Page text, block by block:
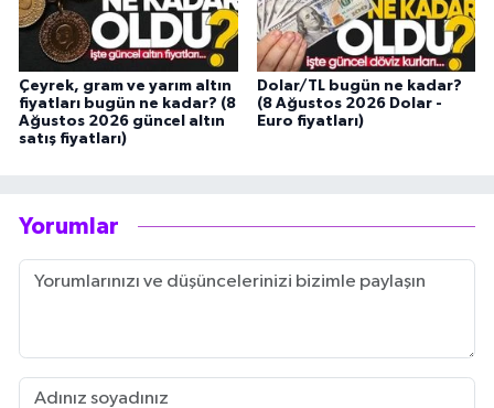
Çeyrek, gram ve yarım altın
fiyatları bugün ne kadar? (8
Ağustos 2026 güncel altın
satış fiyatları)
Dolar/TL bugün ne kadar?
(8 Ağustos 2026 Dolar -
Euro fiyatları)
Yorumlar